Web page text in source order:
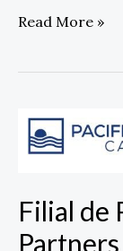
Read More »
Filial de
Filial
de
Capital
Partners